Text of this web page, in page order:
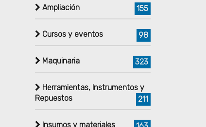
Ampliación 155
Cursos y eventos 98
Maquinaria 323
Herramientas, Instrumentos y
Repuestos
211
Insumos y materiales